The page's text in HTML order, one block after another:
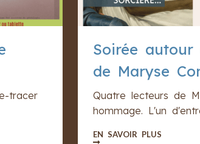
tracer
Soirée
de Maryse
Quatre lecteurs de
hommage. L'un
EN SAVOIR PLUS